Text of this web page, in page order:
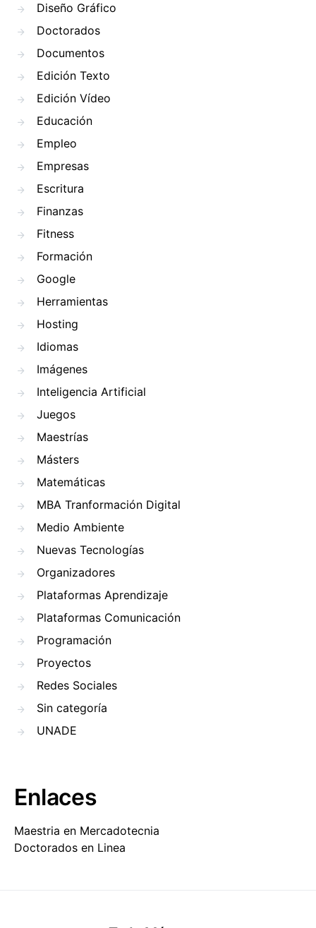
Diseño Gráfico
Doctorados
Documentos
Edición Texto
Edición Vídeo
Educación
Empleo
Empresas
Escritura
Finanzas
Fitness
Formación
Google
Herramientas
Hosting
Idiomas
Imágenes
Inteligencia Artificial
Juegos
Maestrías
Másters
Matemáticas
MBA Tranformación Digital
Medio Ambiente
Nuevas Tecnologías
Organizadores
Plataformas Aprendizaje
Plataformas Comunicación
Programación
Proyectos
Redes Sociales
Sin categoría
UNADE
Enlaces
Maestria en Mercadotecnia
Doctorados en Linea